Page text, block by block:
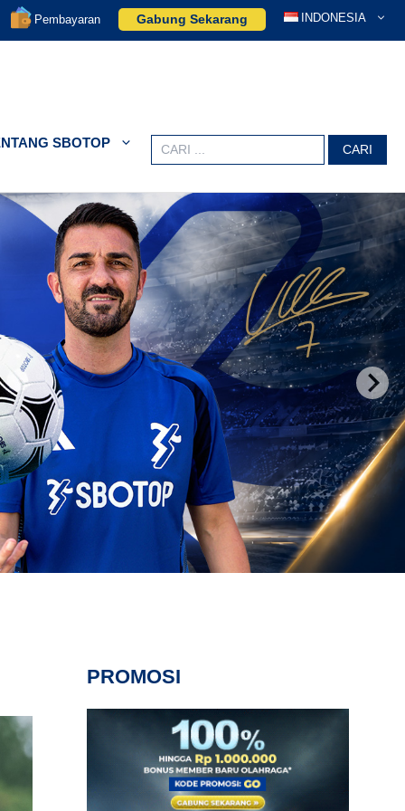
Pembayaran Gabung Sekarang INDONESIA
SBOTOP
Search
for:
PROMOSI